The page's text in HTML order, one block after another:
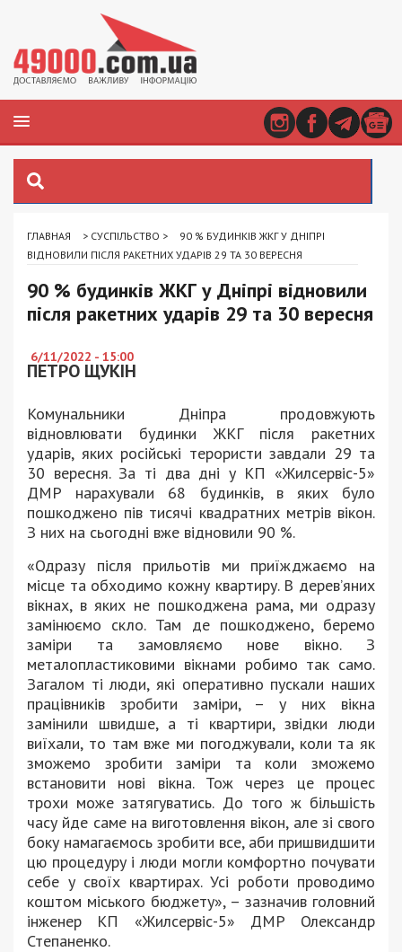
ГЛАВНАЯ > СУСПІЛЬСТВО >
90 % БУДИНКІВ ЖКГ У ДНІПРІ
ВІДНОВИЛИ ПІСЛЯ РАКЕТНИХ УДАРІВ 29 ТА 30 ВЕРЕСНЯ
90 % будинків ЖКГ у Дніпрі відновили
після ракетних ударів 29 та 30 вересня
6/11/2022 - 15:00
ПЕТРО ЩУКІН
Комунальники Дніпра продовжують
відновлювати будинки ЖКГ після ракетних
ударів, яких російські терористи завдали 29 та
30 вересня. За ті два дні у КП «Жилсервіс-5»
ДМР нарахували 68 будинків, в яких було
пошкоджено пів тисячі квадратних метрів вікон.
З них на сьогодні вже відновили 90 %.
«Одразу після прильотів ми приїжджаємо на
місце та обходимо кожну квартиру. В дерев’яних
вікнах, в яких не пошкоджена рама, ми одразу
замінюємо скло. Там де пошкоджено, беремо
заміри та замовляємо нове вікно. З
металопластиковими вікнами робимо так само.
Загалом ті люди, які оперативно пускали наших
працівників зробити заміри, – у них вікна
замінили швидше, а ті квартири, звідки люди
виїхали, то там вже ми погоджували, коли та як
зможемо зробити заміри та коли зможемо
встановити нові вікна. Тож через це процес
трохи може затягуватись. До того ж більшість
часу йде саме на виготовлення вікон, але зі свого
боку намагаємось зробити все, аби пришвидшити
цю процедуру і люди могли комфортно почувати
себе у своїх квартирах. Усі роботи проводимо
коштом міського бюджету», – зазначив головний
інженер КП «Жилсервіс-5» ДМР Олександр
Степаненко.